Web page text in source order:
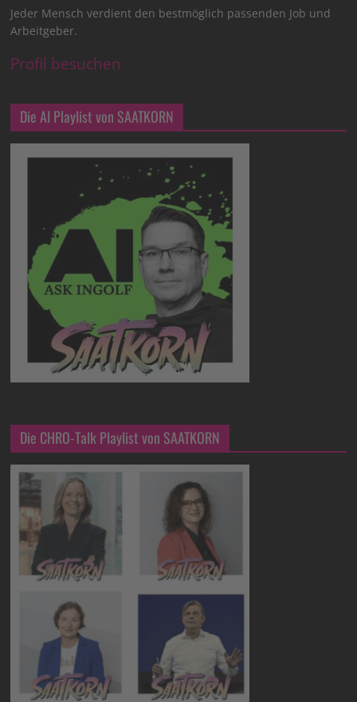
Jeder Mensch verdient den bestmöglich passenden Job und
Arbeitgeber.
Profil besuchen
Die AI Playlist von SAATKORN
Die CHRO-Talk Playlist von SAATKORN